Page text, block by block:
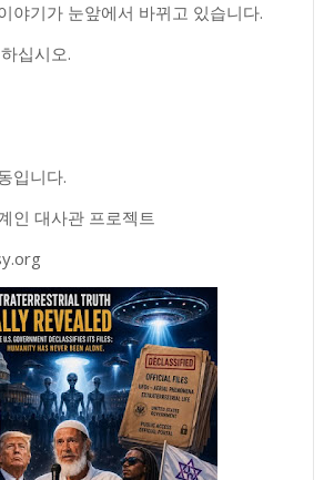
야기가 눈앞에서 바뀌고 있습니다.
십시오.
입니다.
인 대사관 프로젝트